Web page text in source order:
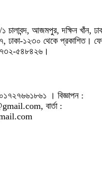
আজমপুর, দক্ষিন খাঁন,
ঢাকা-১২৩০ থেকে প্রকাশিত।
৫৪৮৪২৬।
০১৭২৭৬৬১৮৬১ । বিজ্ঞাপন :
বার্তা :